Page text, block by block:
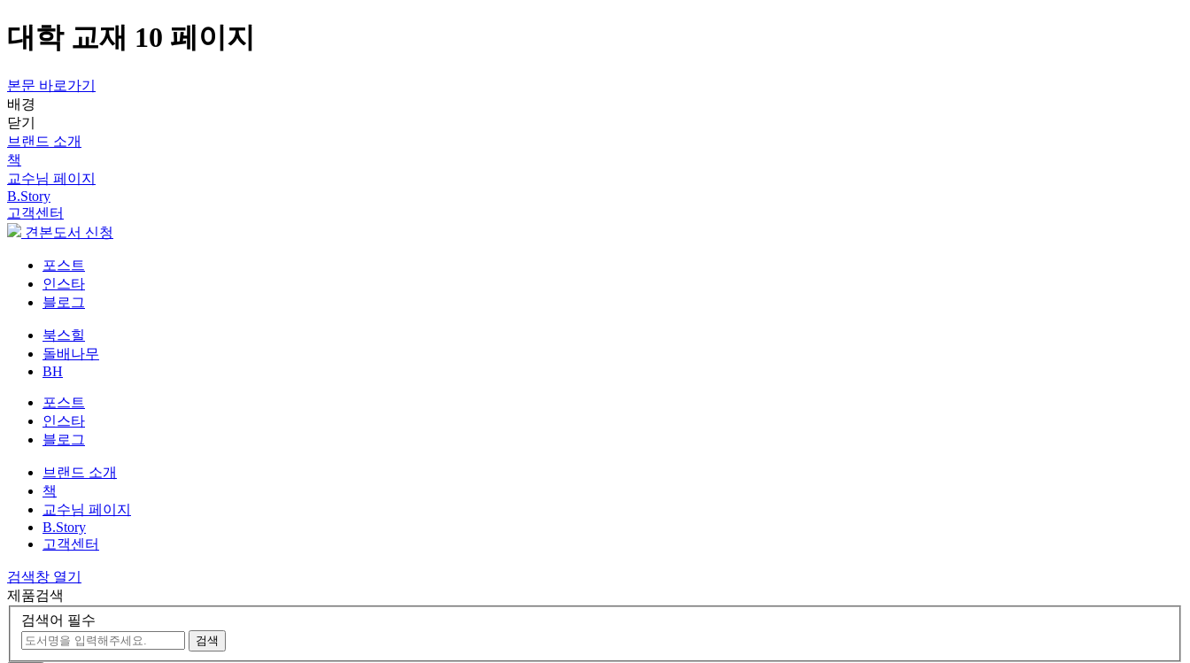
대학 교재 10 페이지
본문 바로가기
배경
닫기
브랜드 소개
책
교수님 페이지
B.Story
고객센터
견본도서 신청
포스트
인스타
블로그
북스힐
돌배나무
BH
포스트
인스타
블로그
브랜드 소개
책
교수님 페이지
B.Story
고객센터
검색창 열기
제품검색
검색어 필수
검색